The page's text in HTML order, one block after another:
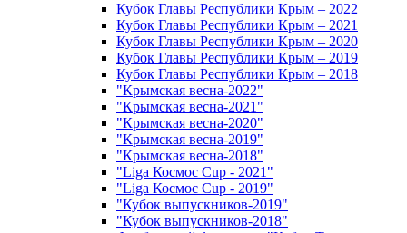
Кубок Главы Республики Крым – 2022
Кубок Главы Республики Крым – 2021
Кубок Главы Республики Крым – 2020
Кубок Главы Республики Крым – 2019
Кубок Главы Республики Крым – 2018
"Крымская весна-2022"
"Крымская весна-2021"
"Крымская весна-2020"
"Крымская весна-2019"
"Крымская весна-2018"
"Liga Космос Cup - 2021"
"Liga Космос Cup - 2019"
"Кубок выпускников-2019"
"Кубок выпускников-2018"